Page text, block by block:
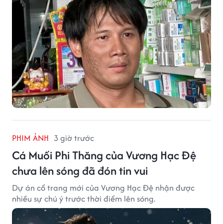
PHIM ẢNH 3 giờ trước
Cá Muối Phi Thăng của Vương Hạc Đệ
chưa lên sóng đã đón tin vui
Dự án cổ trang mới của Vương Hạc Đệ nhận được
nhiều sự chú ý trước thời điểm lên sóng.